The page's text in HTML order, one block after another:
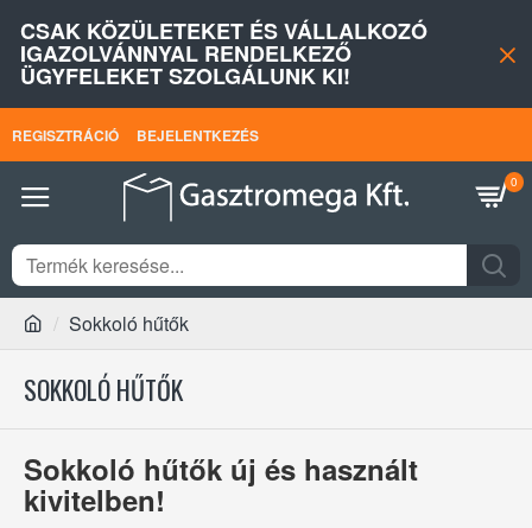
CSAK KÖZÜLETEKET ÉS VÁLLALKOZÓ
IGAZOLVÁNNYAL RENDELKEZŐ
ÜGYFELEKET SZOLGÁLUNK KI!
REGISZTRÁCIÓ BEJELENTKEZÉS
0
Sokkoló hűtők
SOKKOLÓ HŰTŐK
Sokkoló hűtők új és használt
kivitelben!